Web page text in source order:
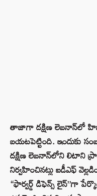
తాజాగా దక్షిణ లెబనాన్‌లో
బయటపెట్టింది. ఇందుకు
దక్షిణ లెబనాన్‌లోని లిటాని
నిర్వహించినట్లు ఐడీఎఫ్
“ఫార్వర్డ్ డిఫెన్స్ లైన్”గా